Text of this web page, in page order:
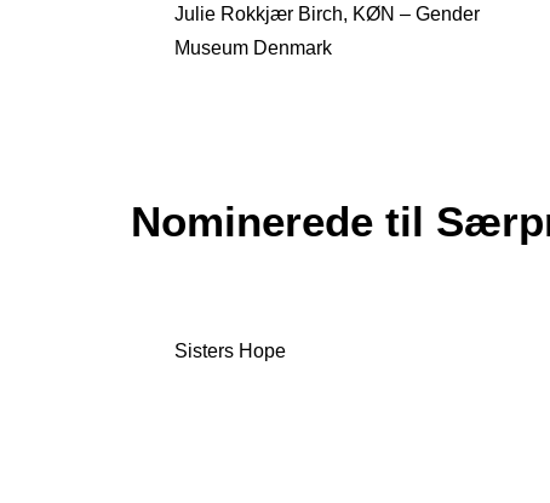
Julie Rokkjær Birch, KØN – Gender
Museum Denmark
Nominerede til
Sisters Hope